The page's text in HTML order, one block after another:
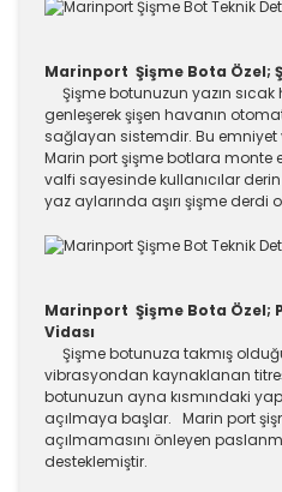
Marinport Şişme Bota Özel;
Şişme botunuzun yazın
genleşerek şişen havanın
sağlayan sistemdir. Bu emniyet
Marin port şişme botlara monte
valfi sayesinde kullanıcılar
yaz aylarında aşırı şişme derdi
Marinport Şişme Bota Özel;
Vidası
Şişme botunuza takmış
vibrasyondan kaynaklanan
botunuzun ayna kısmındaki
açılmaya başlar. Marin port
açılmamasını önleyen
desteklemiştir.